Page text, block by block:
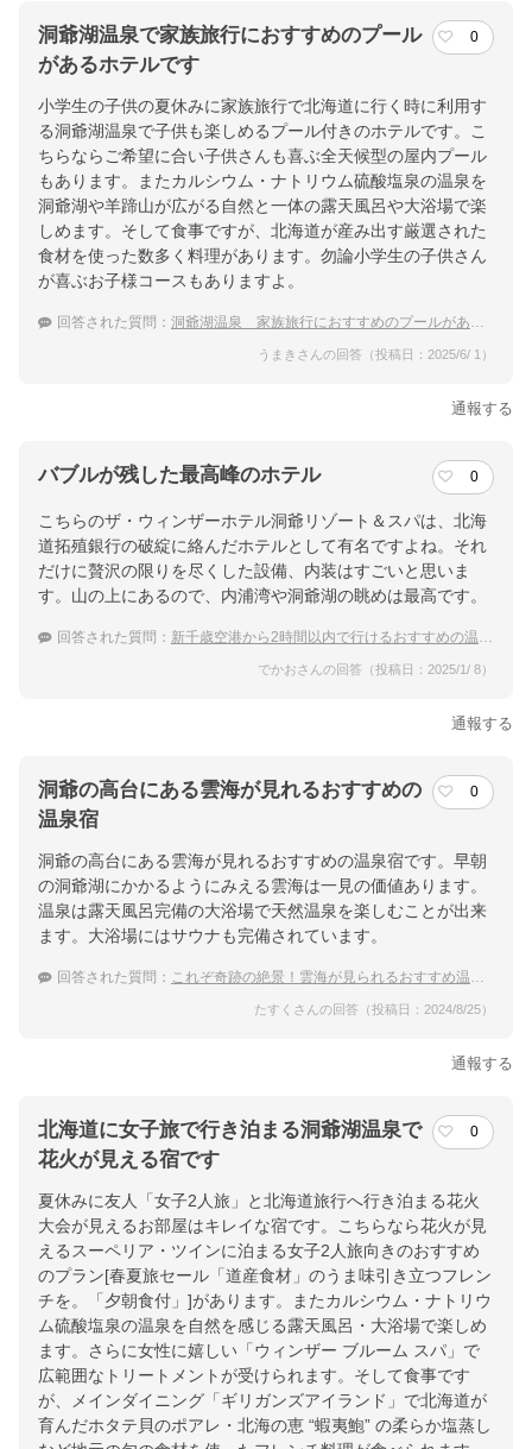
洞爺湖温泉で家族旅行におすすめのプール
があるホテルです
0
小学生の子供の夏休みに家族旅行で北海道に行く時に利用す
る洞爺湖温泉で子供も楽しめるプール付きのホテルです。こ
ちらならご希望に合い子供さんも喜ぶ全天候型の屋内プール
もあります。またカルシウム・ナトリウム硫酸塩泉の温泉を
洞爺湖や羊蹄山が広がる自然と一体の露天風呂や大浴場で楽
しめます。そして食事ですが、北海道が産み出す厳選された
食材を使った数多く料理があります。勿論小学生の子供さん
が喜ぶお子様コースもありますよ。
回答された質問： 洞爺湖温泉 家族旅行におすすめのプールがあるホテル
うまきさんの回答（投稿日：2025/6/ 1）
通報する
バブルが残した最高峰のホテル 0
こちらのザ・ウィンザーホテル洞爺リゾート＆スパは、北海
道拓殖銀行の破綻に絡んだホテルとして有名ですよね。それ
だけに贅沢の限りを尽くした設備、内装はすごいと思いま
す。山の上にあるので、内浦湾や洞爺湖の眺めは最高です。
回答された質問： 新千歳空港から2時間以内で行けるおすすめの温泉宿があれば教えてください。
でかおさんの回答（投稿日：2025/1/ 8）
通報する
洞爺の高台にある雲海が見れるおすすめの
温泉宿
0
洞爺の高台にある雲海が見れるおすすめの温泉宿です。早朝
の洞爺湖にかかるようにみえる雲海は一見の価値あります。
温泉は露天風呂完備の大浴場で天然温泉を楽しむことが出来
ます。大浴場にはサウナも完備されています。
回答された質問： これぞ奇跡の絶景！雲海が見られるおすすめ温泉宿を教えて下さい。
たすくさんの回答（投稿日：2024/8/25）
通報する
北海道に女子旅で行き泊まる洞爺湖温泉で
花火が見える宿です
0
夏休みに友人「女子2人旅」と北海道旅行へ行き泊まる花火
大会が見えるお部屋はキレイな宿です。こちらなら花火が見
えるスーペリア・ツインに泊まる女子2人旅向きのおすすめ
のプラン[春夏旅セール「道産食材」のうま味引き立つフレン
チを。「夕朝食付」]があります。またカルシウム・ナトリウ
ム硫酸塩泉の温泉を自然を感じる露天風呂・大浴場で楽しめ
ます。さらに女性に嬉しい「ウィンザー ブルーム スパ」で
広範囲なトリートメントが受けられます。そして食事です
が、メインダイニング「ギリガンズアイランド」で北海道が
育んだホタテ貝のポアレ・北海の恵 “蝦夷鮑” の柔らか塩蒸し